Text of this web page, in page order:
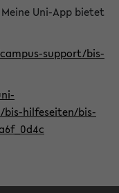
Uni-App bietet
support/bis-
hilfeseiten/bis-